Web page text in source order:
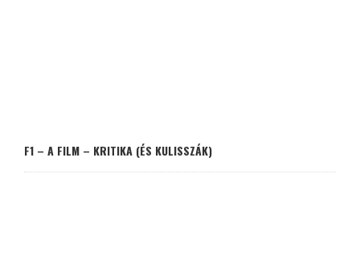
F1 – A FILM – KRITIKA (ÉS KULISSZÁK)